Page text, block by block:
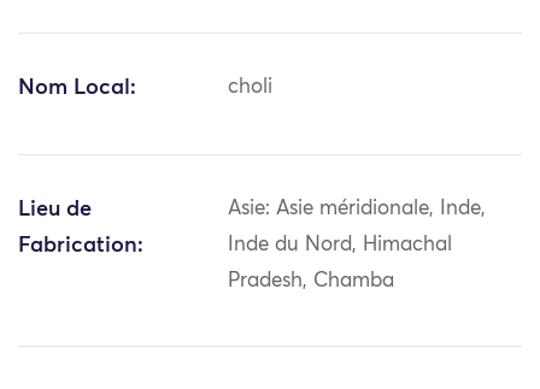
Nom Local: choli
Lieu de
Fabrication:
Asie: Asie méridionale, Inde,
Inde du Nord, Himachal
Pradesh, Chamba